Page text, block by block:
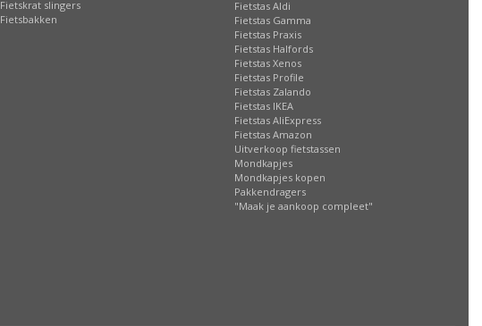
Fietskrat slingers
Fietsbakken
Fietstas Aldi
Fietstas Gamma
Fietstas Praxis
Fietstas Halfords
Fietstas Xenos
Fietstas Profile
Fietstas Zalando
Fietstas IKEA
Fietstas AliExpress
Fietstas Amazon
Uitverkoop fietstassen
Mondkapjes
Mondkapjes kopen
Pakkendragers
"Maak je aankoop compleet"